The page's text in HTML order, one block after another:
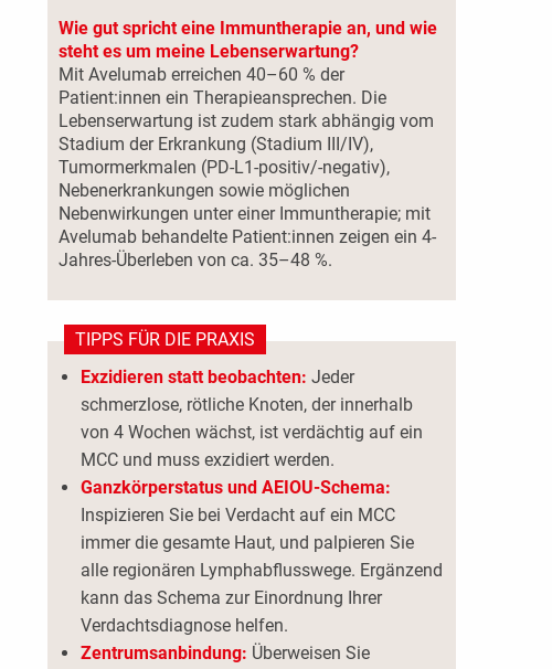
Wie gut spricht eine Immuntherapie an, und wie
steht es um meine Lebenserwartung?
Mit Avelumab erreichen 40–60 % der
Patient:innen ein Therapieansprechen. Die
Lebenserwartung ist zudem stark abhängig vom
Stadium der Erkrankung (Stadium III/IV),
Tumormerkmalen (PD-L1-positiv/-negativ),
Nebenerkrankungen sowie möglichen
Nebenwirkungen unter einer Immuntherapie; mit
Avelumab behandelte Patient:innen zeigen ein 4-
Jahres-Überleben von ca. 35–48 %.
TIPPS FÜR DIE PRAXIS
Exzidieren statt beobachten: Jeder
schmerzlose, rötliche Knoten, der innerhalb
von 4 Wochen wächst, ist verdächtig auf ein
MCC und muss exzidiert werden.
Ganzkörperstatus und AEIOU-Schema:
Inspizieren Sie bei Verdacht auf ein MCC
immer die gesamte Haut, und palpieren Sie
alle regionären Lymphabflusswege. Ergänzend
kann das Schema zur Einordnung Ihrer
Verdachtsdiagnose helfen.
Zentrumsanbindung: Überweisen Sie